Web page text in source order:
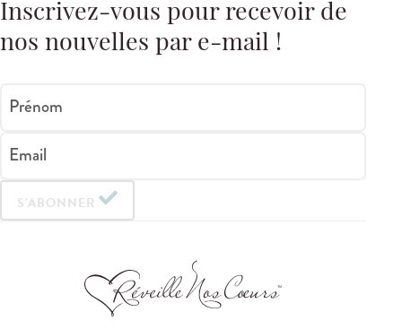
Inscrivez-vous pour recevoir de
nos nouvelles par e-mail !
Prénom
Email
S'ABONNER